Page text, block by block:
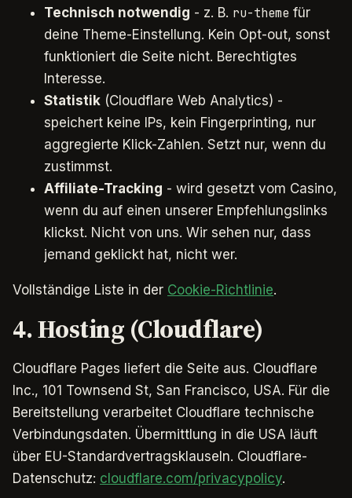
Technisch notwendig - z. B. ru-theme für
deine Theme-Einstellung. Kein Opt-out, sonst
funktioniert die Seite nicht. Berechtigtes
Interesse.
Statistik (Cloudflare Web Analytics) -
speichert keine IPs, kein Fingerprinting, nur
aggregierte Klick-Zahlen. Setzt nur, wenn du
zustimmst.
Affiliate-Tracking - wird gesetzt vom Casino,
wenn du auf einen unserer Empfehlungslinks
klickst. Nicht von uns. Wir sehen nur, dass
jemand geklickt hat, nicht wer.
Vollständige Liste in der Cookie-Richtlinie.
4. Hosting (Cloudflare)
Cloudflare Pages liefert die Seite aus. Cloudflare
Inc., 101 Townsend St, San Francisco, USA. Für die
Bereitstellung verarbeitet Cloudflare technische
Verbindungsdaten. Übermittlung in die USA läuft
über EU-Standardvertragsklauseln. Cloudflare-
Datenschutz: cloudflare.com/privacypolicy.